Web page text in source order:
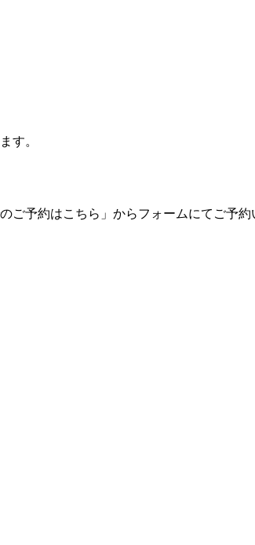
す。
予約はこちら」からフォームにてご予